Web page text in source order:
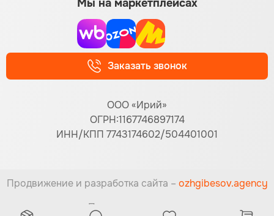
ООО «Ирий»
ОГРН:1167746897174
ИНН/КПП 7743174602/504401001
Заказать звонок
Мы на маркетплейсах
Продвижение и разработка сайта – ozhgibesov.agency
Принимаем к оплате